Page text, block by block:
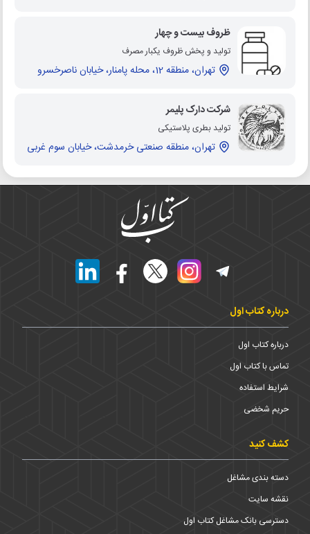
ظروف بیست و چهار
تولید و پخش ظروف یکبار مصرف
تهران، منطقه 12، محله پامنار، خیابان ناصرخسرو
شرکت دارک پلیمر
تولید بطری پلاستیکی
تهران، منطقه صنعتی خرمدشت، خیابان سوم غربی
درباره کتاب اول
درباره کتاب اول
تماس با کتاب اول
شرایط استفاده
حریم شخضی
کشف کنید
دسته بندی مشاغل
نقشه سایت
دسترسی بانک مشاغل کتاب اول